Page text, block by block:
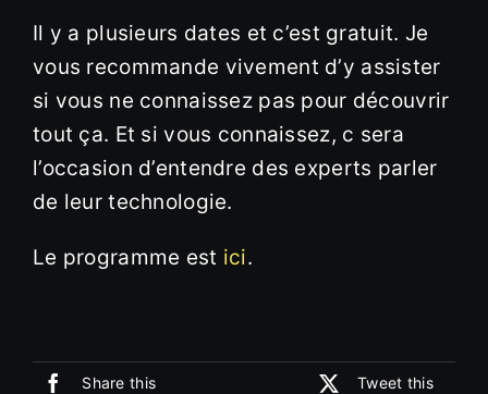
Il y a plusieurs dates et c’est gratuit. Je
vous recommande vivement d’y assister
si vous ne connaissez pas pour découvrir
tout ça. Et si vous connaissez, c sera
l’occasion d’entendre des experts parler
de leur technologie.
Le programme est ici.
Share this
Tweet this